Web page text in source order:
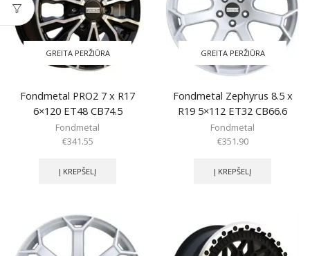
GREITA PERŽIŪRA
Fondmetal PRO2 7 x R17
6×120 ET48 CB74.5
Fondmetal
€341.55
Į KREPŠELĮ
GREITA PERŽIŪRA
Fondmetal Zephyrus 8.5 x
R19 5×112 ET32 CB66.6
Fondmetal
€351.90
Į KREPŠELĮ